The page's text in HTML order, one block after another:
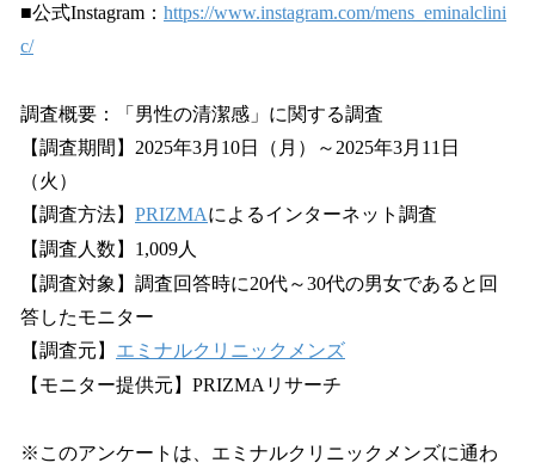
■公式Instagram： https://www.instagram.com/mens_eminalclini
c/
調査概要：「男性の清潔感」に関する調査
【調査期間】2025年3月10日（月）～2025年3月11日
（火）
【調査方法】 PRIZMAによるインターネット調査
【調査人数】1,009人
【調査対象】調査回答時に20代～30代の男女であると回
答したモニター
【調査元】 エミナルクリニックメンズ
【モニター提供元】PRIZMAリサーチ
※このアンケートは、エミナルクリニックメンズに通わ